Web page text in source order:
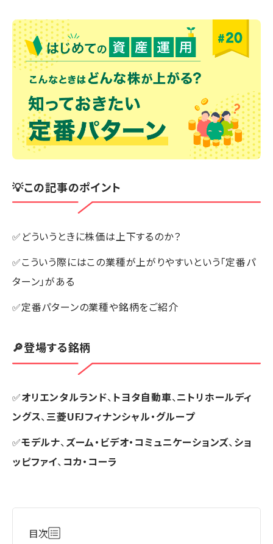
💡この記事のポイント
✅どういうときに株価は上下するのか？
✅こういう際にはこの業種が上がりやすいという「定番パ
ターン」がある
✅定番パターンの業種や銘柄をご紹介
🔎登場する銘柄
✅オリエンタルランド、 トヨタ自動車、ニトリホールディ
ングス、三菱UFJフィナンシャル・グループ
✅モデルナ、ズーム・ビデオ・コミュニケーションズ、ショ
ッピファイ、 コカ・コーラ
目次